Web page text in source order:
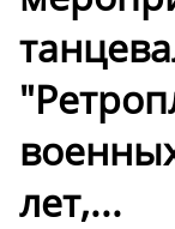
лет,...